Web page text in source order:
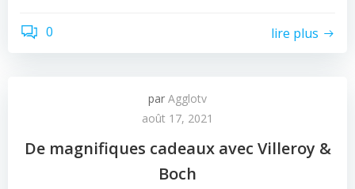
0 lire plus
par Agglotv
août 17, 2021
De magnifiques cadeaux avec Villeroy &
Boch